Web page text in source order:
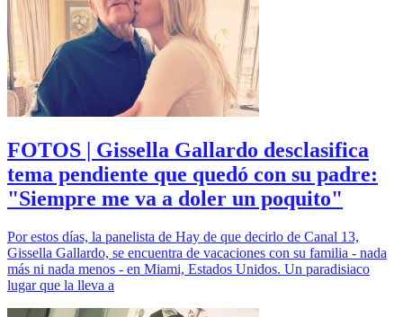
FOTOS | Gissella Gallardo desclasifica
tema pendiente que quedó con su padre:
"Siempre me va a doler un poquito"
Por estos días, la panelista de Hay de que decirlo de Canal 13,
Gissella Gallardo, se encuentra de vacaciones con su familia - nada
más ni nada menos - en Miami, Estados Unidos. Un paradisiaco
lugar que la lleva a